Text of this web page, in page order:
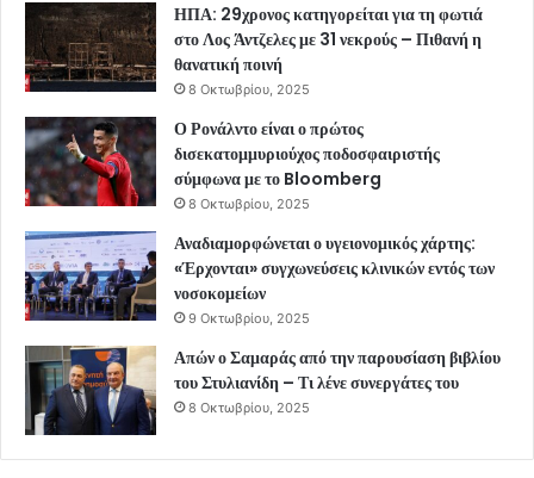
ΗΠΑ: 29χρονος κατηγορείται για τη φωτιά
στο Λος Άντζελες με 31 νεκρούς – Πιθανή η
θανατική ποινή
8 Οκτωβρίου, 2025
Ο Ρονάλντο είναι ο πρώτος
δισεκατομμυριούχος ποδοσφαιριστής
σύμφωνα με το Bloomberg
8 Οκτωβρίου, 2025
Αναδιαμορφώνεται ο υγειονομικός χάρτης:
«Έρχονται» συγχωνεύσεις κλινικών εντός των
νοσοκομείων
9 Οκτωβρίου, 2025
Απών ο Σαμαράς από την παρουσίαση βιβλίου
του Στυλιανίδη – Τι λένε συνεργάτες του
8 Οκτωβρίου, 2025